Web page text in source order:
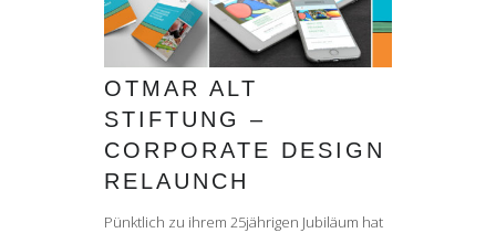
OTMAR ALT
STIFTUNG –
CORPORATE DESIGN
RELAUNCH
Pünktlich zu ihrem 25jährigen Jubiläum hat